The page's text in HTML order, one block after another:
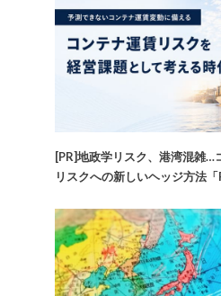
[PR]地政学リスク、港湾混雑…
リスクへの新しいヘッジ方法「